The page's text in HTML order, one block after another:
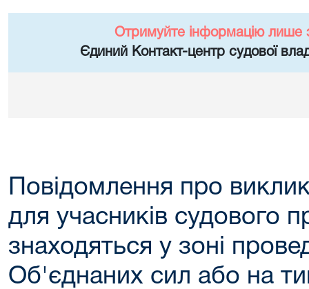
Отримуйте інформацію лише
Єдиний Контакт-центр судової
Повідомлення про
для учасників судового
знаходяться у зоні
Об'єднаних сил або на